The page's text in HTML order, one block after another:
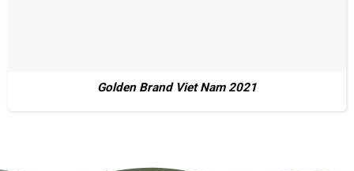
Golden Brand Viet Nam 2021